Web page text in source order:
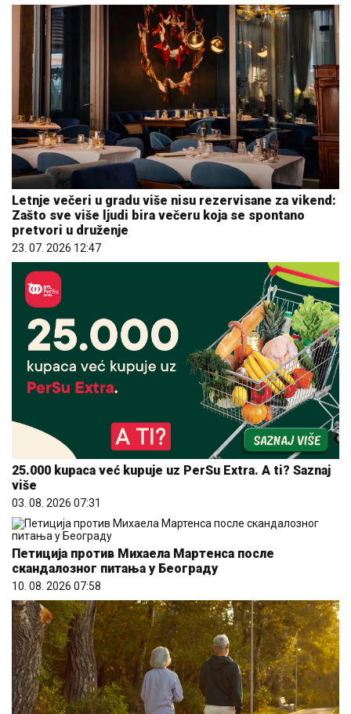
Letnje večeri u gradu više nisu rezervisane za vikend:
Zašto sve više ljudi bira večeru koja se spontano
pretvori u druženje
23. 07. 2026 12:47
25.000 kupaca već kupuje uz PerSu Extra. A ti? Saznaj
03. 08. 2026 07:31
скандалозног питања у Београду
10. 08. 2026 07:58